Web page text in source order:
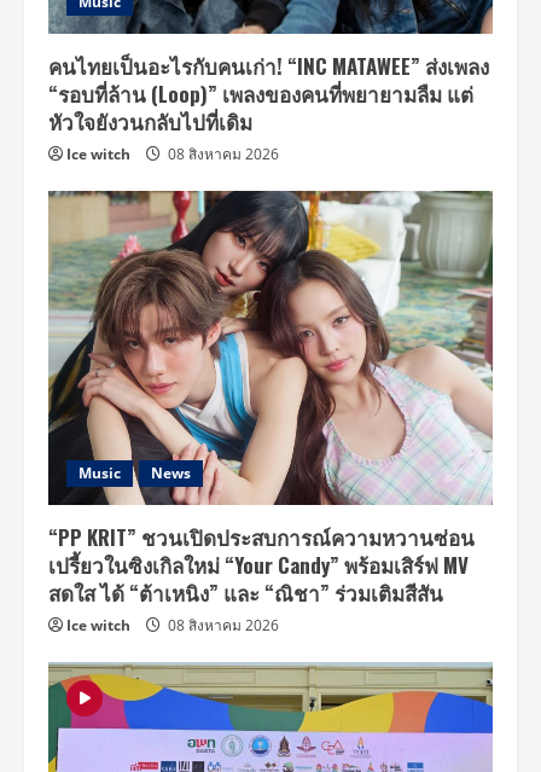
คนไทยเป็นอะไรกับคนเก่า! “INC MATAWEE” ส่งเพลง
“รอบที่ล้าน (Loop)” เพลงของคนที่พยายามลืม แต่
หัวใจยังวนกลับไปที่เดิม
Ice witch 08 สิงหาคม 2026
Music News
“PP KRIT” ชวนเปิดประสบการณ์ความหวานซ่อน
เปรี้ยวในซิงเกิลใหม่ “Your Candy” พร้อมเสิร์ฟ MV
สดใส ได้ “ต้าเหนิง” และ “ณิชา” ร่วมเติมสีสัน
Ice witch 08 สิงหาคม 2026